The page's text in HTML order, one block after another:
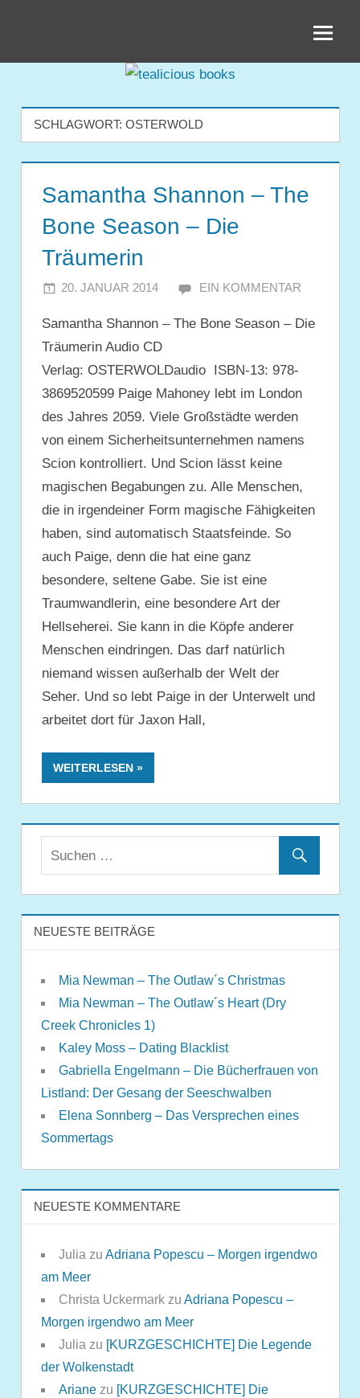
books
SCHLAGWORT: OSTERWOLD
Samantha Shannon – The
Bone Season – Die
Träumerin
20. JANUAR 2014 JULIA
EIN KOMMENTAR
Samantha Shannon – The Bone Season – Die
Träumerin Audio CD
Verlag: OSTERWOLDaudio ISBN-13: 978-
3869520599 Paige Mahoney lebt im London
des Jahres 2059. Viele Großstädte werden
von einem Sicherheitsunternehmen namens
Scion kontrolliert. Und Scion lässt keine
magischen Begabungen zu. Alle Menschen,
die in irgendeiner Form magische Fähigkeiten
haben, sind automatisch Staatsfeinde. So
auch Paige, denn die hat eine ganz
besondere, seltene Gabe. Sie ist eine
Traumwandlerin, eine besondere Art der
Hellseherei. Sie kann in die Köpfe anderer
Menschen eindringen. Das darf natürlich
niemand wissen außerhalb der Welt der
Seher. Und so lebt Paige in der Unterwelt und
arbeitet dort für Jaxon Hall,
WEITERLESEN
NEUESTE BEITRÄGE
Mia Newman – The Outlaw´s Christmas
Mia Newman – The Outlaw´s Heart (Dry
Creek Chronicles 1)
Kaley Moss – Dating Blacklist
Gabriella Engelmann – Die Bücherfrauen von
Listland: Der Gesang der Seeschwalben
Elena Sonnberg – Das Versprechen eines
Sommertags
NEUESTE KOMMENTARE
Julia zu Adriana Popescu – Morgen irgendwo
am Meer
Christa Uckermarkzu Adriana Popescu –
Morgen irgendwo am Meer
Julia zu [KURZGESCHICHTE] Die Legende
der Wolkenstadt
Arianezu [KURZGESCHICHTE] Die